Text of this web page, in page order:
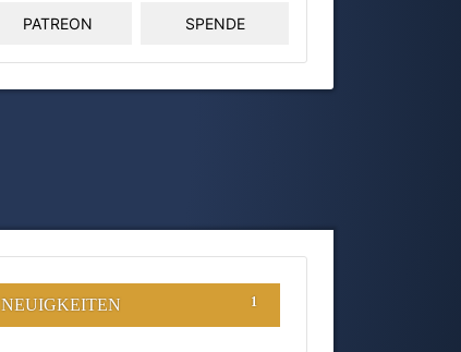
PATREON SPENDE
NEUIGKEITEN 1